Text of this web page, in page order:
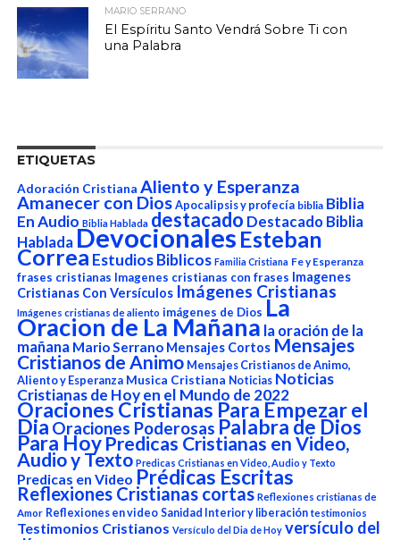
MARIO SERRANO
El Espíritu Santo Vendrá Sobre Ti con
una Palabra
ETIQUETAS
Adoración Cristiana Aliento y Esperanza
Amanecer con Dios Apocalipsis y profecía biblia Biblia
En Audio Biblia Hablada destacado Destacado Biblia
HabladaDevocionalesEsteban
Correa Estudios Biblicos Familia Cristiana Fe y Esperanza
frases cristianas Imagenes cristianas con frases Imagenes
Cristianas Con Versículos Imágenes Cristianas
Imágenes cristianas de aliento imágenes de Dios La
Oracion de La Mañana la oración de la
mañana Mario Serrano Mensajes Cortos Mensajes
Cristianos de Animo Mensajes Cristianos de Animo,
Aliento y Esperanza Musica Cristiana Noticias Noticias
Cristianas de Hoy en el Mundo de 2022
Oraciones Cristianas Para Empezar el
DiaOraciones Poderosas Palabra de Dios
Para Hoy Predicas Cristianas en Video,
Audio y Texto Predicas Cristianas en Video, Audio y Texto
Predicas en Video Prédicas Escritas
Reflexiones Cristianas cortas Reflexiones cristianas de
Amor Reflexiones en video Sanidad Interior y liberación testimonios
Testimonios Cristianos Versículo del Dia de Hoy versículo del